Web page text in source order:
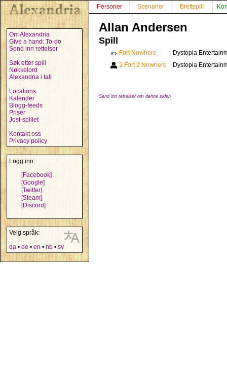
Om Alexandria
Give a hand: To-do
Send inn rettelser
Søk etter spill
Nøkkelord
Alexandria i tall
Locations
Kalender
Blogg-feeds
Priser
Jost-spillet
Kontakt oss
Privacy policy
Logg inn:
[Facebook]
[Google]
[Twitter]
[Steam]
[Discord]
Velg språk:
da • de • en • nb • sv
Personer Scenarier Brettspill
Allan Andersen
Spill
✏️ Fort Nowhere
Dystopia
2 Fort 2 Nowhere
Dystopia
Send inn rettelser om denne siden